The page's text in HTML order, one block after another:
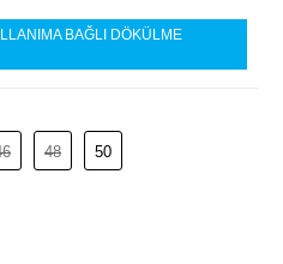
BAĞLI DÖKÜLME
48 50